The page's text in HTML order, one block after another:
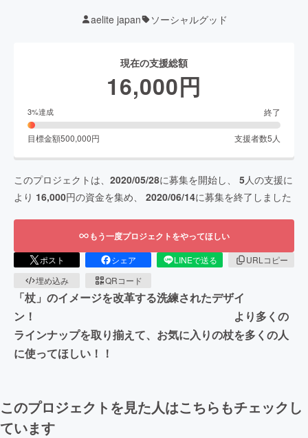
aelite japan ソーシャルグッド
現在の支援総額
16,000円
3%達成 終了
目標金額500,000円 支援者数5 人
このプロジェクトは、 2020/05/28に募集を開始し、 5人の支援に
より 16,000円の資金を集め、 2020/06/14に募集を終了しました
もう一度プロジェクトをやってほしい
ポスト シェア LINEで送る
URLコピー
埋め込み
QRコード
「杖」のイメージを改革する洗練されたデザイ
ン！ より多くの
ラインナップを取り揃えて、お気に入りの杖を多くの人
に使ってほしい！！
このプロジェクトを見た人はこちらもチェックし
ています